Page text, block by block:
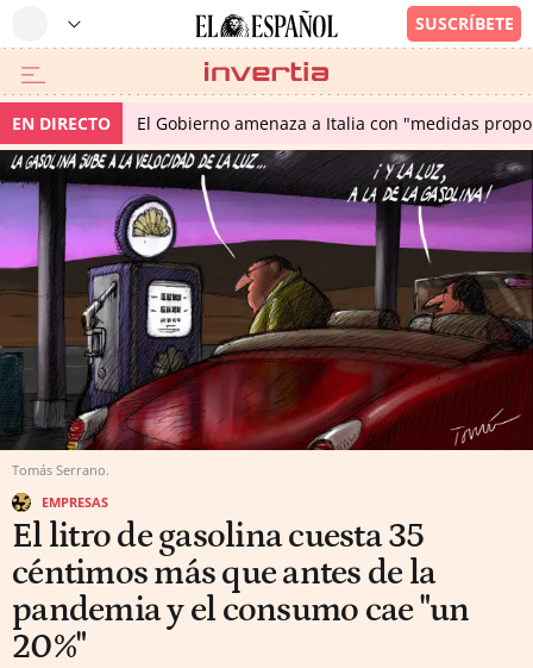
EN DIRECTO El Gobierno amenaza a Italia con "medidas
Tomás Serrano.
EMPRESAS
El litro de gasolina cuesta 35
céntimos más que antes de la
pandemia y el consumo cae "un
20%"